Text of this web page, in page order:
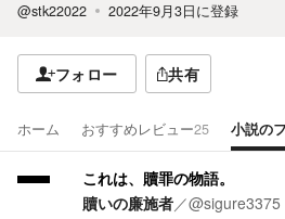
@stk22022 2022年9月3日に登録
フォロー 共有
ホーム おすすめレビュー25 小説の
これは、贖罪の物語。
贖いの廉施者／@sigure3375